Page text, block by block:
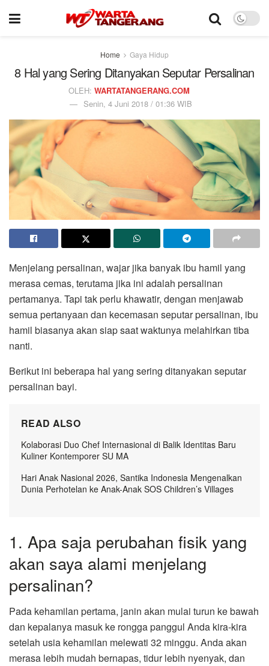
Home Gaya Hidup
8 Hal yang Sering Ditanyakan Seputar Persalinan
OLEH: WARTATANGERANG.COM
Senin, 4 Juni 2018 / 01:36 WIB
Menjelang persalinan, wajar jika banyak ibu hamil yang
merasa cemas, terutama jika ini adalah persalinan
pertamanya. Tapi tak perlu khawatir, dengan menjawab
semua pertanyaan dan kecemasan seputar persalinan, ibu
hamil biasanya akan siap saat waktunya melahirkan tiba
nanti.
Berikut ini beberapa hal yang sering ditanyakan seputar
persalinan bayi.
READ ALSO
Kolaborasi Duo Chef Internasional di Balik Identitas Baru
Kuliner Kontemporer SU MA
Hari Anak Nasional 2026, Santika Indonesia Mengenalkan
Dunia Perhotelan ke Anak-Anak SOS Children’s Villages
1. Apa saja perubahan fisik yang
akan saya alami menjelang
persalinan?
Pada kehamilan pertama, janin akan mulai turun ke bawah
dan kepalanya masuk ke rongga panggul Anda kira-kira
setelah usia kehamilan melewati 32 minggu. Anda akan
merasa lebih mudah bernapas, tidur lebih nyenyak, dan